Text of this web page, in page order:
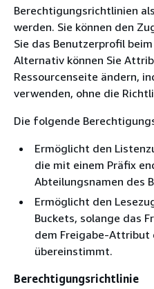
Berechtigungsrichtlinien
werden. Sie können den
Sie das Benutzerprofil
Alternativ können Sie
Ressourcenseite ändern,
verwenden, ohne die
Die folgende
Ermöglicht den
die mit einem Präfix
Abteilungsnamen des
Ermöglicht den
Buckets, solange das
dem Freigabe-Attribut
übereinstimmt.
Berechtigungsrichtlinie